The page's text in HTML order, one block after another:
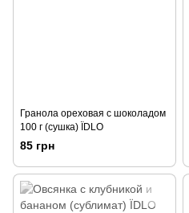
Гранола ореховая с шоколадом
100 г (сушка) ЇDLO
85 грн